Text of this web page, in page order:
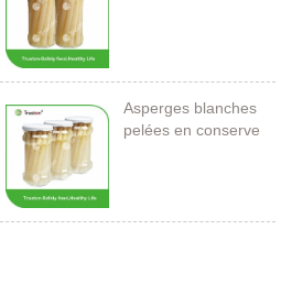
Asperges blanches
pelées en conserve